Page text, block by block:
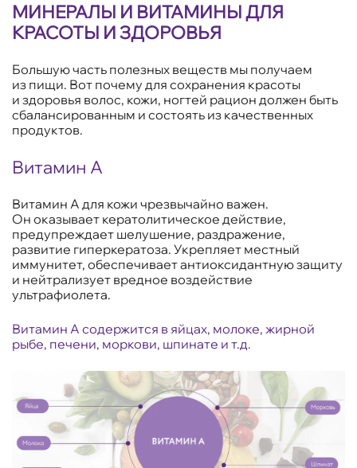
МИНЕРАЛЫ И ВИТАМИНЫ ДЛЯ
КРАСОТЫ И ЗДОРОВЬЯ
Большую часть полезных веществ мы получаем
из пищи. Вот почему для сохранения красоты
и здоровья волос, кожи, ногтей рацион должен быть
сбалансированным и состоять из качественных
продуктов.
Витамин А
Витамин А для кожи чрезвычайно важен.
Он оказывает кератолитическое действие,
предупреждает шелушение, раздражение,
развитие гиперкератоза. Укрепляет местный
иммунитет, обеспечивает антиоксидантную защиту
и нейтрализует вредное воздействие
ультрафиолета.
Витамин А содержится в яйцах, молоке, жирной
рыбе, печени, моркови, шпинате и т.д.